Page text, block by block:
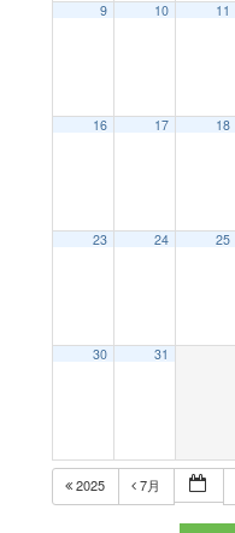
9 10 11
16 17 18
23 24 25
30 31
2025 7月